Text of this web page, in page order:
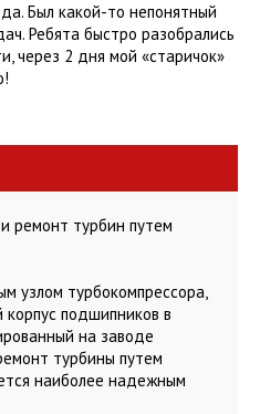
Был какой-то непонятный
Ребята быстро разобрались
через 2 дня мой «старичок»
ремонт турбин путем
узлом турбокомпрессора,
подшипников в
на заводе
турбины путем
наиболее надежным